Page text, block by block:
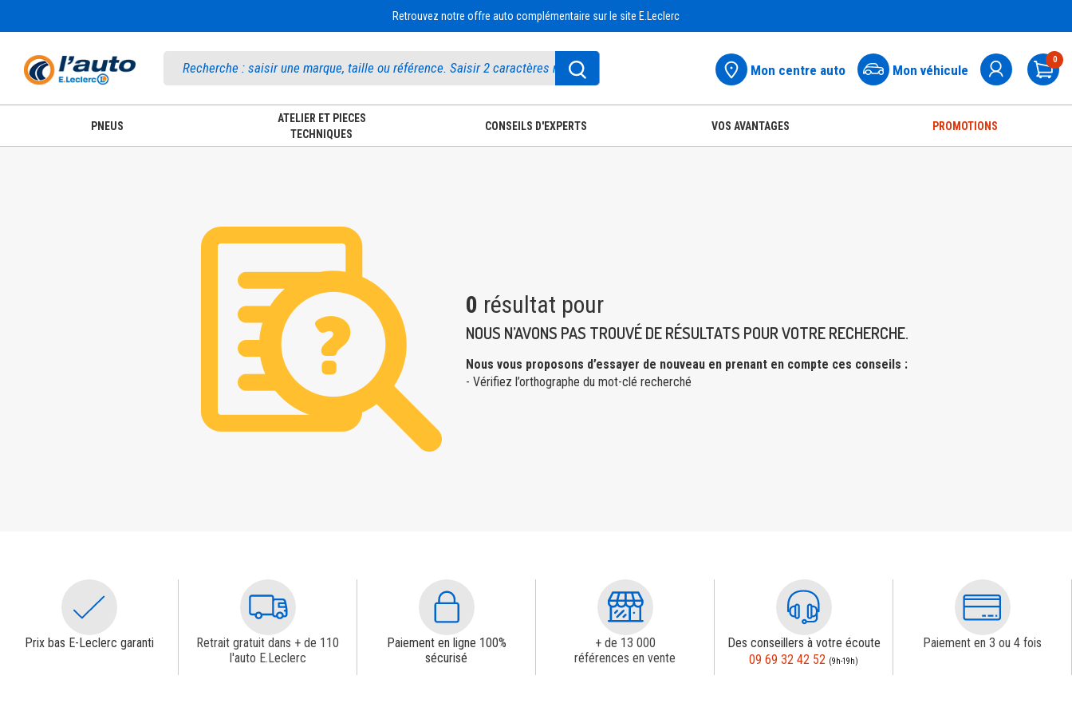
Retrouvez notre offre auto complémentaire sur le site E.Leclerc
Mon centre auto Mon véhicule
0
PNEUS
ATELIER ET PIECES
TECHNIQUES
CONSEILS D'EXPERTS VOS AVANTAGES PROMOTIONS
0 résultat pour
NOUS N’AVONS PAS TROUVÉ DE RÉSULTATS POUR VOTRE RECHERCHE.
Nous vous proposons d’essayer de nouveau en prenant en compte ces conseils :
- Vérifiez l’orthographe du mot-clé recherché
Prix bas E-Leclerc garanti
Retrait gratuit dans + de 110
l'auto E.Leclerc
Paiement en ligne 100%
sécurisé
+ de 13 000
références en vente
Des conseillers à votre écoute
09 69 32 42 52 (9h-19h)
Paiement en 3 ou 4 fois